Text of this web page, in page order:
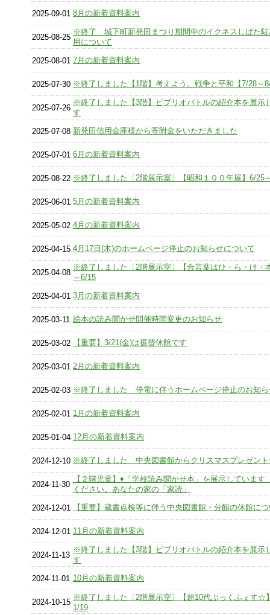
2025-09-01 8月の新着資料案内
2025-08-25
※終了 城下町新発田まつり期間中のイクネスしばた駐
用について
2025-08-01 7月の新着資料案内
2025-07-30 ※終了しました【1階】考えよう。戦争と平和【7/28～
2025-07-26
※終了しました【3階】ビブリオバトルの紹介本を展示
す
2025-07-08 新発田信用金庫様から寄附金をいただきました
2025-07-01 6月の新着資料案内
2025-08-22 ※終了しました〔2階展示室〕【昭和１００年展】6/25
2025-06-01 5月の新着資料案内
2025-05-02 4月の新着資料案内
2025-04-15 4月17日(木)のホームページ停止のお知らせについて
2025-04-08
※終了しました〔2階展示室〕【合言葉はひ・ら・け・
～6/15
2025-04-01 3月の新着資料案内
2025-03-11 絵本の読み聞かせ開催時間変更のお知らせ
2025-03-02 【重要】3/21(金)は振替休館です
2025-03-01 2月の新着資料案内
2025-02-03 ※終了しました 停電に伴うホームページ停止のお知ら
2025-02-01 1月の新着資料案内
2025-01-04 12月の新着資料案内
2024-12-10 ※終了しました 中央図書館からクリスマスプレゼン
2024-11-30
【２階児童】♦「学校読み聞かせ本」を展示していま
ください。あなたの家の「家読」
2024-12-01 【重要】蔵書点検等に伴う中央図書館・分館の休館に
2024-12-01 11月の新着資料案内
2024-11-13
※終了しました【3階】ビブリオバトルの紹介本を展示
す
2024-11-01 10月の新着資料案内
2024-10-15
※終了しました〔2階展示室〕【超10代ぶっくふぇす☆
1/19